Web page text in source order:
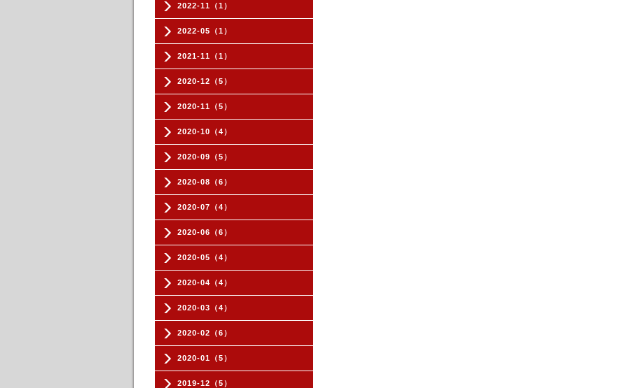
2022-11（1）
2022-05（1）
2021-11（1）
2020-12（5）
2020-11（5）
2020-10（4）
2020-09（5）
2020-08（6）
2020-07（4）
2020-06（6）
2020-05（4）
2020-04（4）
2020-03（4）
2020-02（6）
2020-01（5）
2019-12（5）